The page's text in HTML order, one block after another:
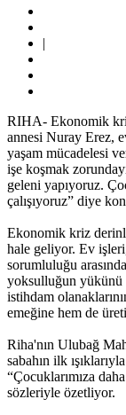
|
RIHA- Ekonomik
annesi Nuray Erez,
yaşam mücadelesi
işe koşmak
geleni yapıyoruz.
çalışıyoruz” diye
Ekonomik kriz
hale geliyor. Ev
sorumluluğu
yoksulluğun yükünü
istihdam
emeğine hem de
Riha'nın Ulubağ
sabahın ilk
“Çocuklarımıza
sözleriyle özetliyor.